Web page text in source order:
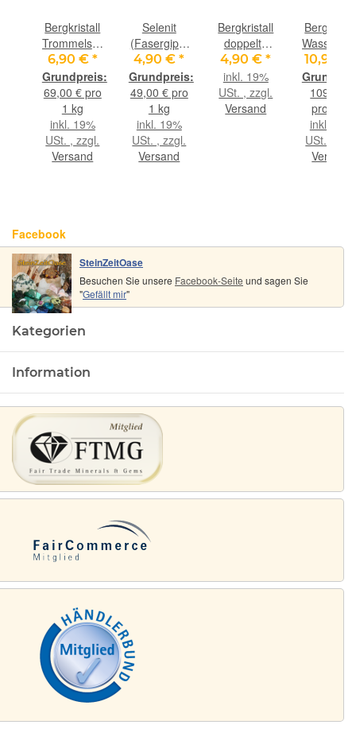
Bergkristall
Trommelsteine
/ Granulat /
Ladechips /
Ladesteine
- Gr. XXS -
AA-
Sonderqualität
- ca. 100 g
6,90 € *
69,00 € pro
1 kg
inkl. 19%
USt. , zzgl.
Versand
Selenit
(Fasergips)
Rohsteine -
ca. 100 g -
Restbestand
-
4,90 €*
49,00 € pro
1 kg
inkl. 19%
USt. , zzgl.
Versand
Bergkristall
doppelte
Doppelender
Naturkristalle
- ca. 2,7 -
3,3 cm / ca.
4,90 €*
inkl. 19%
USt. , zzgl.
Versand
roh - ca.
100 g
10,90 €
109,00 €
pro 1 kg
inkl. 19%
USt. ,
Versand
Facebook
SteinZeitOase
Besuchen Sie unsere Facebook-Seite und sagen Sie
"Gefällt mir"
Kategorien
Information